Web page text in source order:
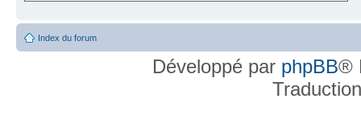
Index du forum
Développé par phpBB®